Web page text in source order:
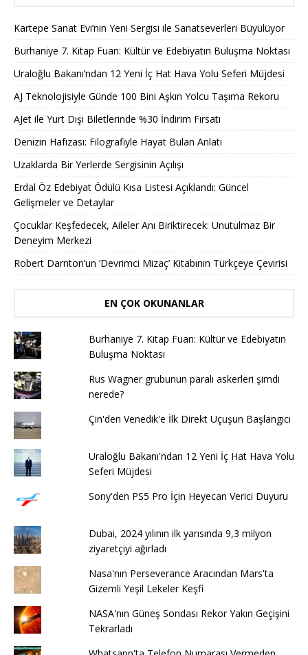
Kartepe Sanat Evi’nin Yeni Sergisi ile Sanatseverleri Büyülüyor
Burhaniye 7. Kitap Fuarı: Kültür ve Edebiyatın Buluşma Noktası
Uraloğlu Bakanı’ndan 12 Yeni İç Hat Hava Yolu Seferi Müjdesi
AJ Teknolojisiyle Günde 100 Bini Aşkın Yolcu Taşıma Rekoru
AJet ile Yurt Dışı Biletlerinde %30 İndirim Fırsatı
Denizin Hafızası: Filografiyle Hayat Bulan Anlatı
Uzaklarda Bir Yerlerde Sergisinin Açılışı
Erdal Öz Edebiyat Ödülü Kısa Listesi Açıklandı: Güncel
Gelişmeler ve Detaylar
Çocuklar Keşfedecek, Aileler Anı Biriktirecek: Unutulmaz Bir
Deneyim Merkezi
Robert Darnton’un ’Devrimci Mizaç’ Kitabının Türkçeye Çevirisi
EN ÇOK OKUNANLAR
Burhaniye 7. Kitap Fuarı: Kültür ve Edebiyatın
Buluşma Noktası
Rus Wagner grubunun paralı askerleri şimdi
nerede?
Çin'den Venedik'e İlk Direkt Uçuşun Başlangıcı
Uraloğlu Bakanı'ndan 12 Yeni İç Hat Hava Yolu
Seferi Müjdesi
Sony'den PS5 Pro İçin Heyecan Verici Duyuru
Dubai, 2024 yılının ilk yarısında 9,3 milyon
ziyaretçiyi ağırladı
Nasa'nın Perseverance Aracından Mars'ta
Gizemli Yeşil Lekeler Keşfi
NASA'nın Güneş Sondası Rekor Yakın Geçişini
Tekrarladı